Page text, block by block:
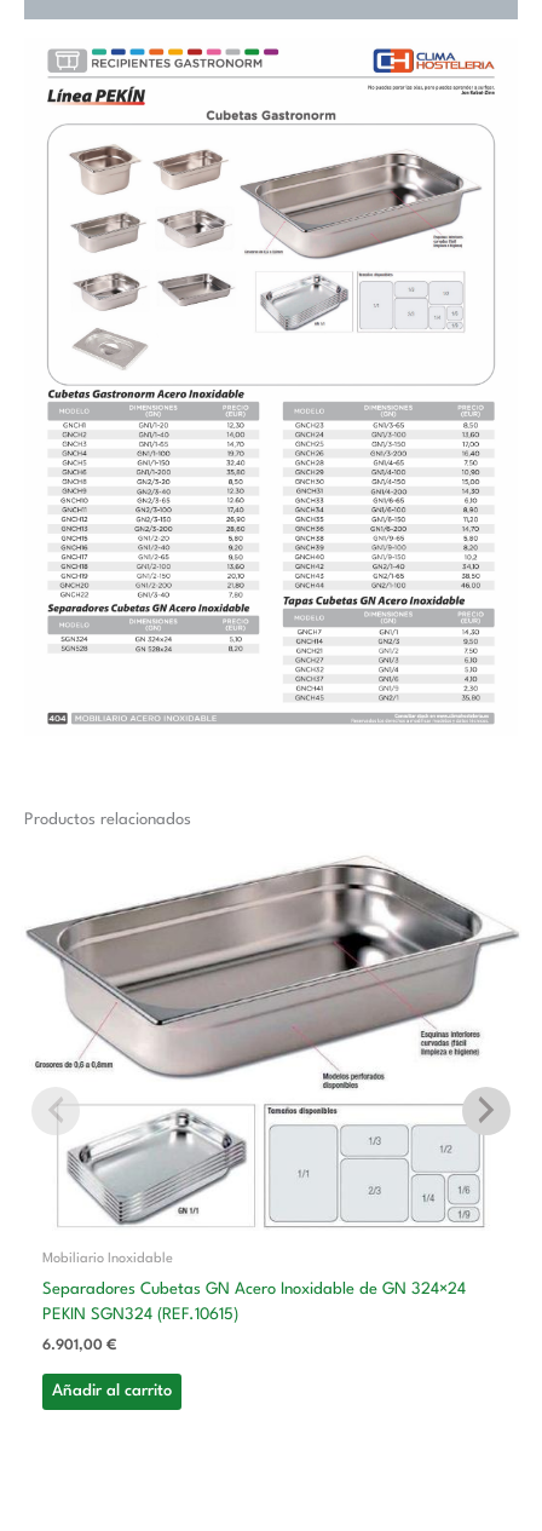
Productos relacionados
Mobiliario Inoxidable
Separadores Cubetas GN Acero Inoxidable de GN 324×24
PEKIN SGN324 (REF.10615)
6.901,00 €
Añadir al carrito